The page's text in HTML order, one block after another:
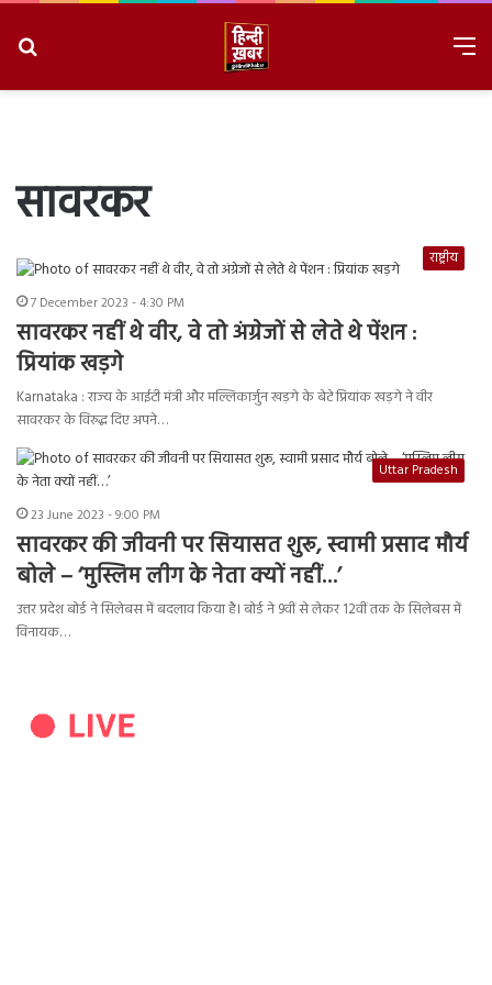
सावरकर
राष्ट्रीय
7 December 2023 - 4:30 PM
सावरकर नहीं थे वीर, वे तो अंग्रेजों से लेते थे पेंशन :
प्रियांक खड़गे
Karnataka : राज्य के आईटी मंत्री और मल्लिकार्जुन खड़गे के बेटे प्रियांक खड़गे ने वीर
सावरकर के विरुद्ध दिए अपने…
Uttar Pradesh
23 June 2023 - 9:00 PM
सावरकर की जीवनी पर सियासत शुरू, स्वामी प्रसाद मौर्य
बोले – ‘मुस्लिम लीग के नेता क्यों नहीं…’
उत्तर प्रदेश बोर्ड ने सिलेबस में बदलाव किया है। बोर्ड ने 9वीं से लेकर 12वीं तक के सिलेबस में
विनायक…